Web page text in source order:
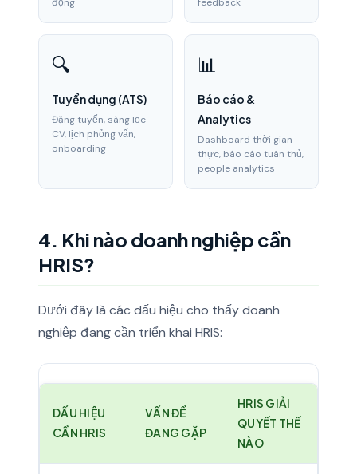
🔍
Tuyển dụng (ATS)
Đăng tuyển, sàng lọc
CV, lịch phỏng vấn,
onboarding
📊
Báo cáo &
Analytics
Dashboard thời gian
thực, báo cáo tuân thủ,
people analytics
4. Khi nào doanh nghiệp cần
HRIS?
Dưới đây là các dấu hiệu cho thấy doanh
nghiệp đang cần triển khai HRIS:
DẤU HIỆU
CẦN HRIS
VẤN ĐỀ
ĐANG GẶP
HRIS GIẢI
QUYẾT THẾ
NÀO